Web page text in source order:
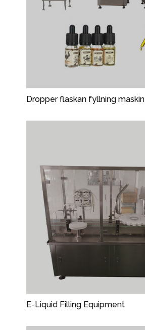
Dropper flaskan fyllning maskin
E-Liquid Filling Equipment